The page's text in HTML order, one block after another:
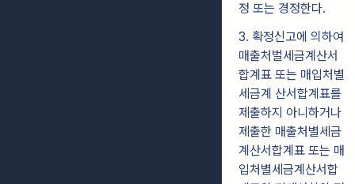
정 또는 경정한다.
3. 확정신고에 의하여
매출처벌세금계산서
합계표 또는 매입처별
세금계 산서합계표를
제출하지 아니하거나
제출한 매출처별세금
계산서합계표 또는 매
입처별세금계산서합